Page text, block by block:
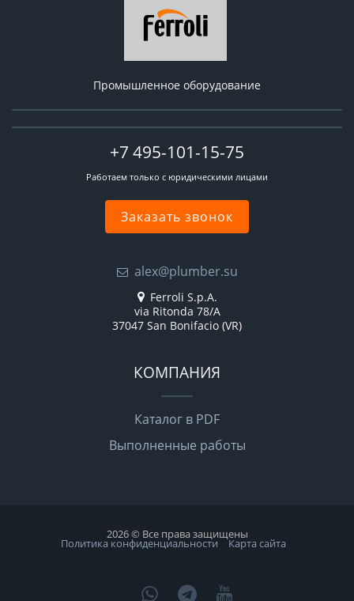
Промышленное оборудование
+7 495-101-15-75
Работаем только с юридическими лицами
Заказать звонок
alex@plumber.su
Ferroli S.p.A.
via Ritonda 78/A
37047 San Bonifacio (VR)
КОМПАНИЯ
Каталог в PDF
Выполненные работы
2026 © Все права защищены
Политика конфиденциальности Карта сайта